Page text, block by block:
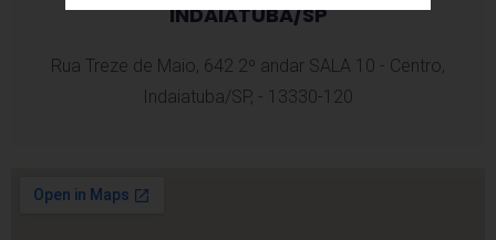
INDAIATUBA/SP
Rua Treze de Maio, 642 2º andar SALA 10 - Centro,
Indaiatuba/SP, - 13330-120